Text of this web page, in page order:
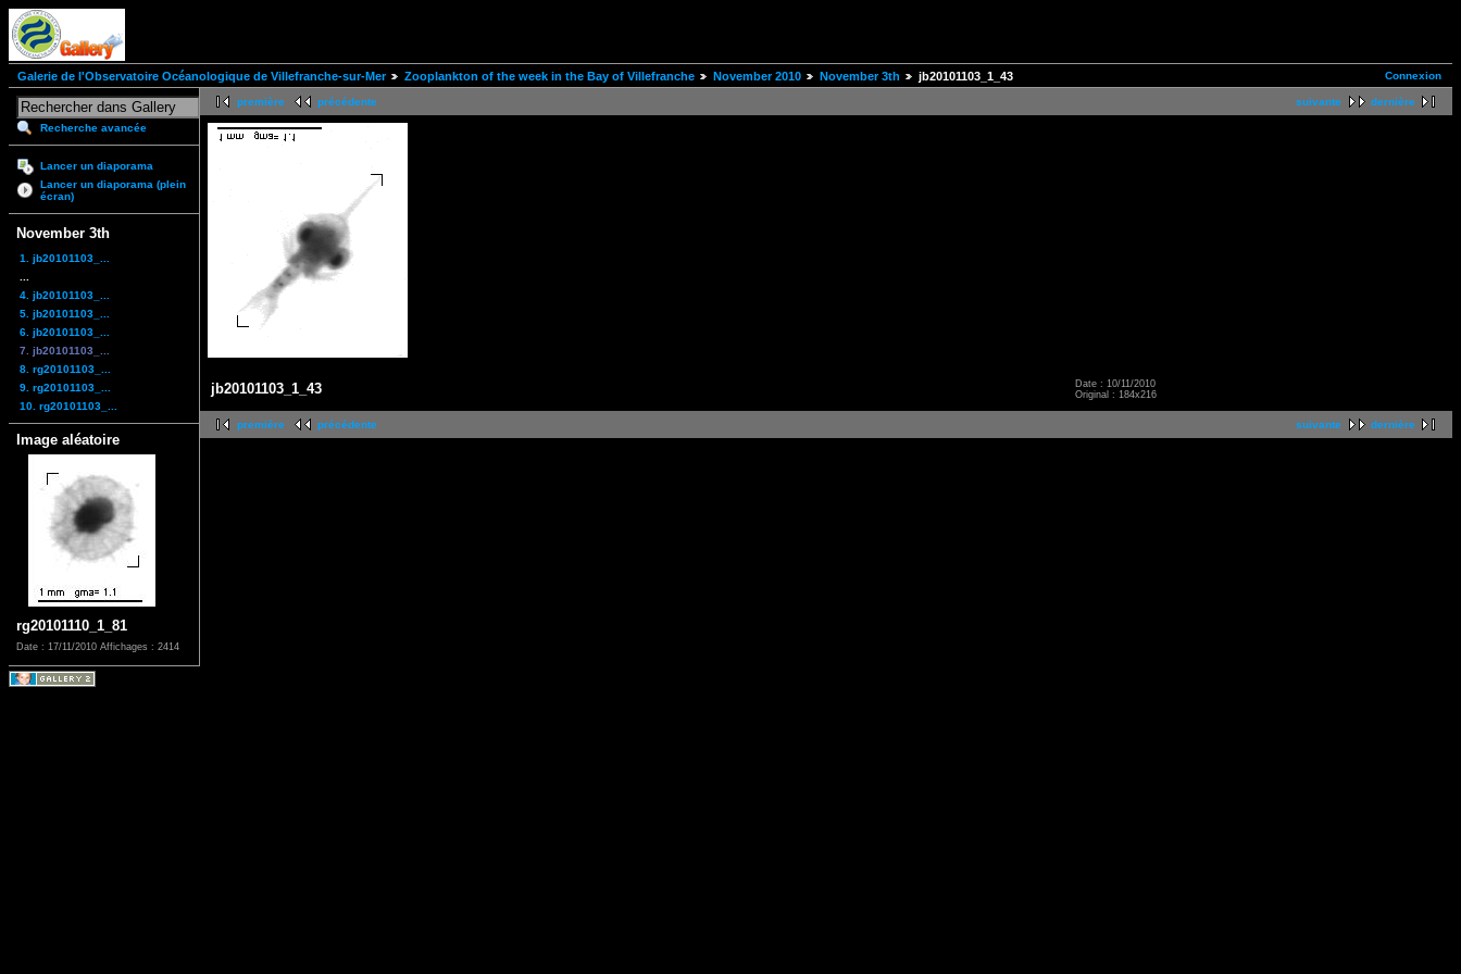
Connexion
Galerie de l'Observatoire Océanologique de Villefranche-sur-Mer Zooplankton of the week in the Bay of Villefranche November 2010 November 3th jb20101103_1_43
Recherche avancée
Lancer un diaporama
Lancer un diaporama (plein
écran)
November 3th
1. jb20101103_...
4. jb20101103_...
5. jb20101103_...
6. jb20101103_...
7. jb20101103_...
8. rg20101103_...
9. rg20101103_...
10. rg20101103_...
Image aléatoire
rg20101110_1_81
Date : 17/11/2010 Affichages : 2414
suivante dernière
première précédente
jb20101103_1_43
Date : 10/11/2010
Original : 184x216
suivante dernière
première précédente